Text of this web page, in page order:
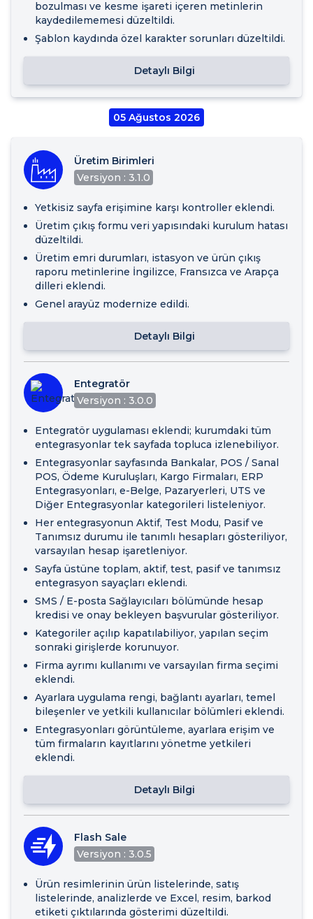
bozulması ve kesme işareti içeren metinlerin
kaydedilememesi düzeltildi.
Şablon kaydında özel karakter sorunları düzeltildi.
Detaylı Bilgi
05 Ağustos 2026
Üretim Birimleri
Versiyon : 3.1.0
Yetkisiz sayfa erişimine karşı kontroller eklendi.
Üretim çıkış formu veri yapısındaki kurulum hatası
düzeltildi.
Üretim emri durumları, istasyon ve ürün çıkış
raporu metinlerine İngilizce, Fransızca ve Arapça
dilleri eklendi.
Genel arayüz modernize edildi.
Detaylı Bilgi
Entegratör
Versiyon : 3.0.0
Entegratör uygulaması eklendi; kurumdaki tüm
entegrasyonlar tek sayfada topluca izlenebiliyor.
Entegrasyonlar sayfasında Bankalar, POS / Sanal
POS, Ödeme Kuruluşları, Kargo Firmaları, ERP
Entegrasyonları, e-Belge, Pazaryerleri, UTS ve
Diğer Entegrasyonlar kategorileri listeleniyor.
Her entegrasyonun Aktif, Test Modu, Pasif ve
Tanımsız durumu ile tanımlı hesapları gösteriliyor,
varsayılan hesap işaretleniyor.
Sayfa üstüne toplam, aktif, test, pasif ve tanımsız
entegrasyon sayaçları eklendi.
SMS / E-posta Sağlayıcıları bölümünde hesap
kredisi ve onay bekleyen başvurular gösteriliyor.
Kategoriler açılıp kapatılabiliyor, yapılan seçim
sonraki girişlerde korunuyor.
Firma ayrımı kullanımı ve varsayılan firma seçimi
eklendi.
Ayarlara uygulama rengi, bağlantı ayarları, temel
bileşenler ve yetkili kullanıcılar bölümleri eklendi.
Entegrasyonları görüntüleme, ayarlara erişim ve
tüm firmaların kayıtlarını yönetme yetkileri
eklendi.
Detaylı Bilgi
Flash Sale
Versiyon : 3.0.5
Ürün resimlerinin ürün listelerinde, satış
listelerinde, analizlerde ve Excel, resim, barkod
etiketi çıktılarında gösterimi düzeltildi.